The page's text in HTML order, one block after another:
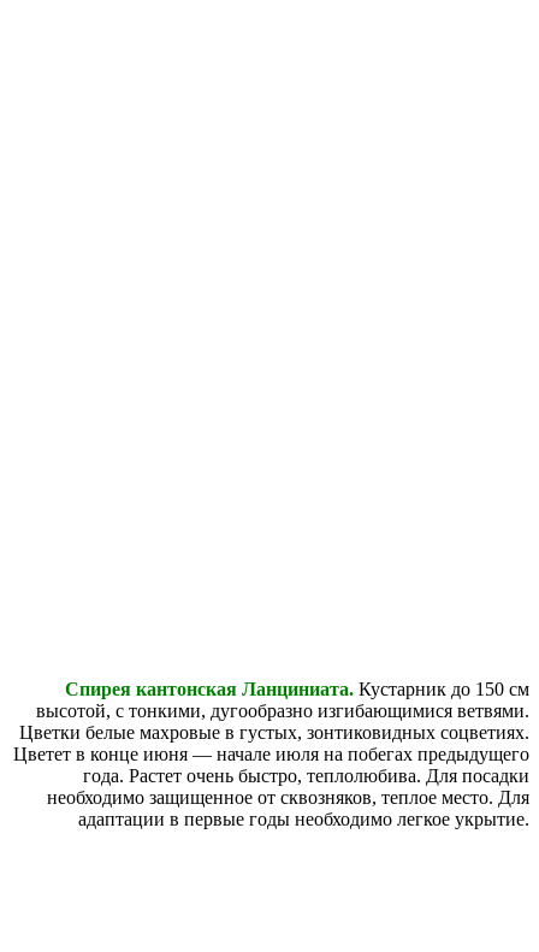
Спирея кантонская Ланциниата. Кустарник до 150 см
высотой, с тонкими, дугообразно изгибающимися ветвями.
Цветки белые махровые в густых, зонтиковидных соцветиях.
Цветет в конце июня — начале июля на побегах предыдущего
года. Растет очень быстро, теплолюбива. Для посадки
необходимо защищенное от сквозняков, теплое место. Для
адаптации в первые годы необходимо легкое укрытие.